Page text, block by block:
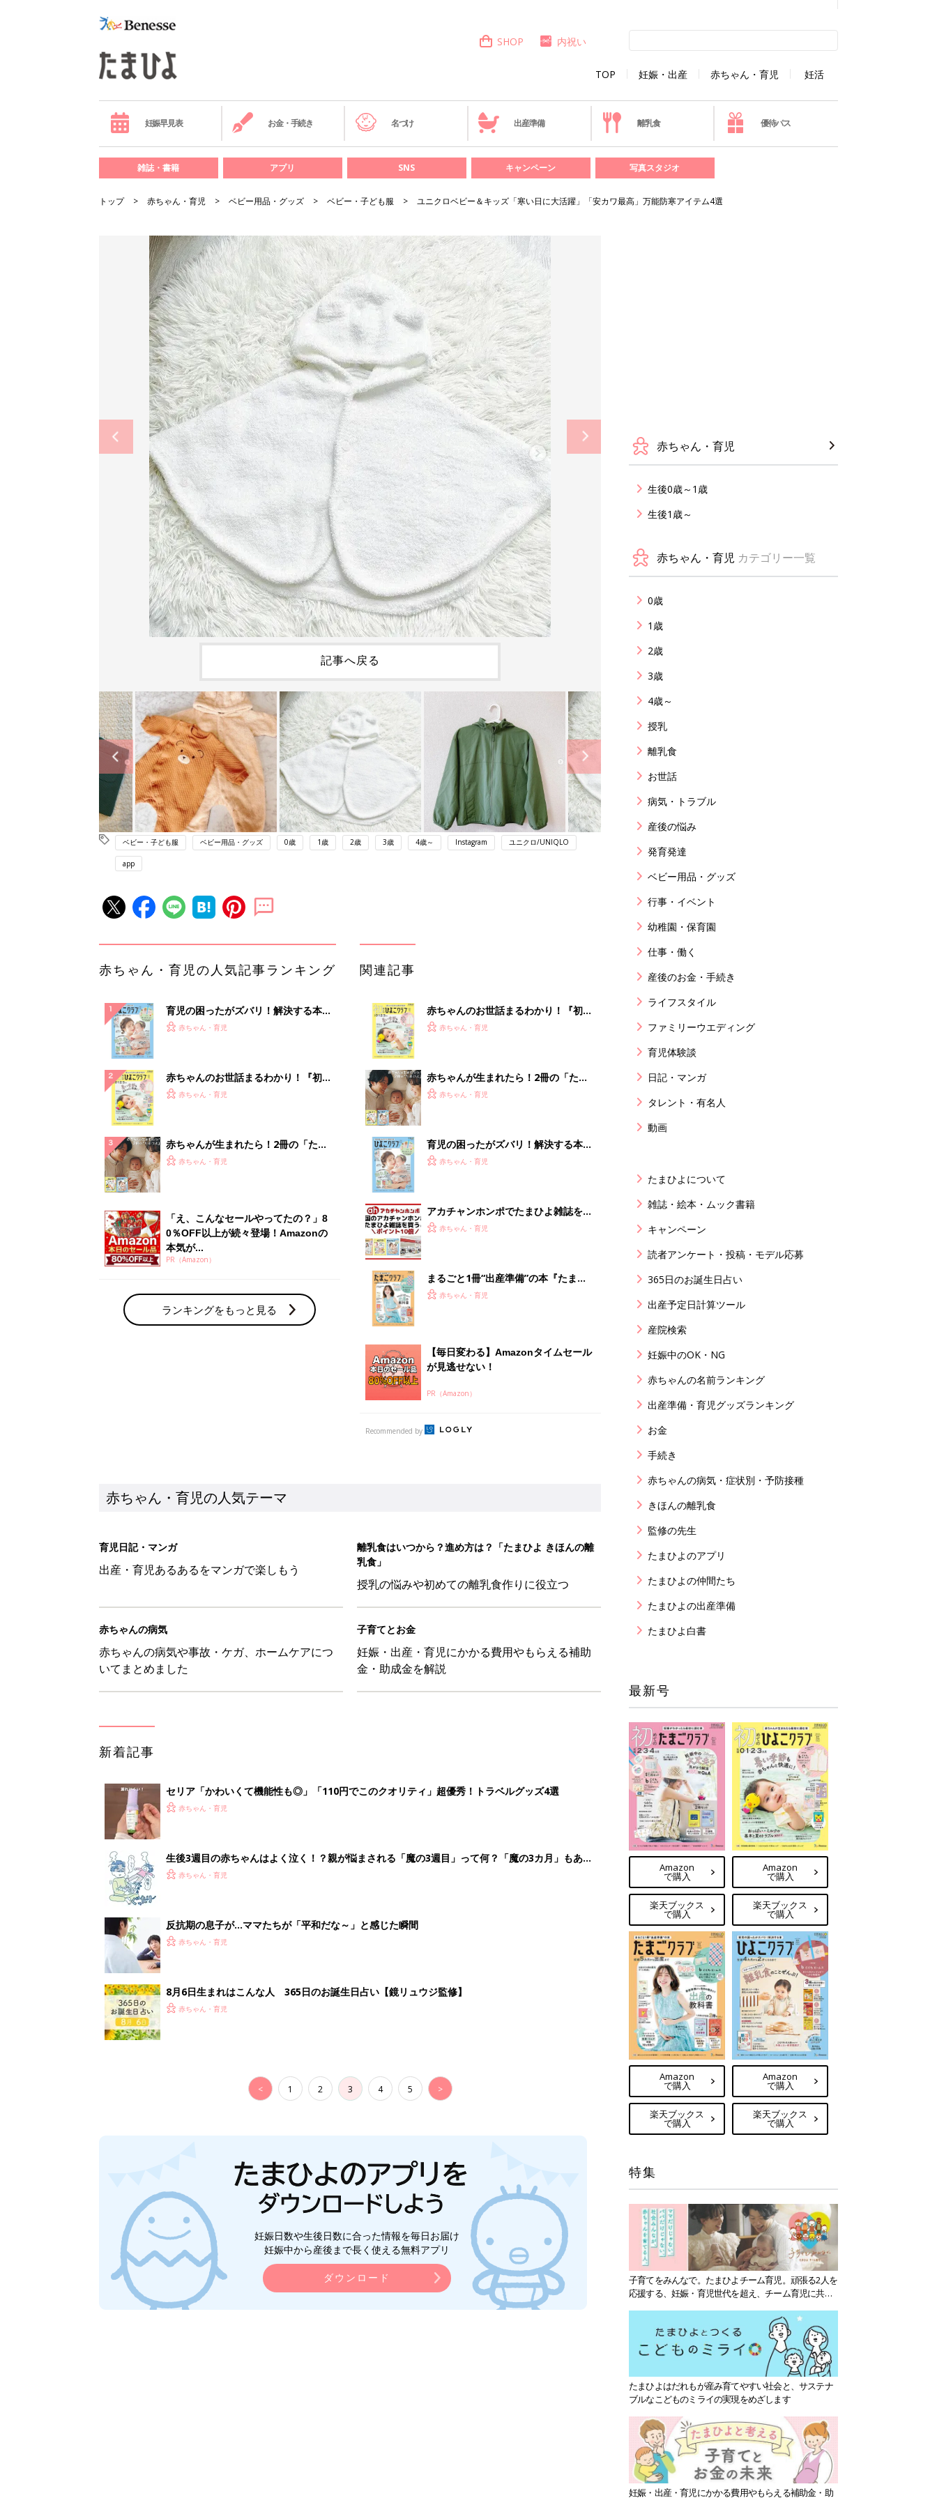
TOP 妊娠・出産 赤ちゃん・育児 妊活
SHOP 内祝い
妊娠早見表 お金・手続き 名づけ 出産準備 離乳食 優待パス
雑誌・書籍 アプリ SNS キャンペーン 写真スタジオ
トップ 赤ちゃん・育児 ベビー用品・グッズ ベビー・子ども服 ユニクロベビー＆キッズ「寒い日に大活躍」「安カワ最高」万能防寒アイテム4選
記事へ戻る
ベビー・子ども服 ベビー用品・グッズ 0歳 1歳 2歳 3歳 4歳～ Instagram ユニクロ/UNIQLO
app
赤ちゃん・育児の人気記事ランキング
育児の困ったがズバリ！解決する本
『ひよこクラブ 夏号』 4カ月～2才
赤ちゃん・育児
赤ちゃんのお世話まるわかり！『初め
てのひよこクラブ 夏号』〈巻頭大特
解決テク
赤ちゃん・育児
赤ちゃんが生まれたら！2冊の「たま
ひよ」
赤ちゃん・育児
「え、こんなセールやってたの？」8
0％OFF以上が続々登場！Amazonの
本気が...
PR（Amazon）
ランキングをもっと見る
関連記事
赤ちゃんのお世話まるわかり！『初め
てのひよこクラブ 夏号』〈巻頭大特
解決テク
赤ちゃん・育児
赤ちゃんが生まれたら！2冊の「たま
ひよ」
赤ちゃん・育児
育児の困ったがズバリ！解決する本
『ひよこクラブ 秋号』 4カ月～2才
赤ちゃん・育児
アカチャンホンポでたまひよ雑誌を買
うとポイント10倍【期間限定】
赤ちゃん・育児
まるごと1冊“出産準備”の本『たまご
クラブ 夏号』〈スペシャル大特集〉
赤ちゃん・育児
【毎日変わる】Amazonタイムセール
が見逃せない！
PR（Amazon）
Recommended by
赤ちゃん・育児の人気テーマ
育児日記・マンガ
出産・育児あるあるをマンガで楽しもう
離乳食はいつから？進め方は？「たまひよ きほんの離
乳食」
授乳の悩みや初めての離乳食作りに役立つ
赤ちゃんの病気
赤ちゃんの病気や事故・ケガ、ホームケアにつ
いてまとめました
子育てとお金
妊娠・出産・育児にかかる費用やもらえる補助
金・助成金を解説
新着記事
セリア「かわいくて機能性も◎」「110円でこのクオリティ」超優秀！トラベルグッズ4選
赤ちゃん・育児
生後3週目の赤ちゃんはよく泣く！？親が悩まされる「魔の3週目」って何？「魔の3カ月」もある
って本当？【専門家】
赤ちゃん・育児
反抗期の息子が...ママたちが「平和だな～」と感じた瞬間
赤ちゃん・育児
8月6日生まれはこんな人 365日のお誕生日占い【鏡リュウジ監修】
赤ちゃん・育児
< 1 2 3 4 5 >
妊娠日数や生後日数に合った情報を毎日お届け
妊娠中から産後まで長く使える無料アプリ
ダウンロード
赤ちゃん・育児
生後0歳～1歳
生後1歳～
赤ちゃん・育児 カテゴリー一覧
0歳
1歳
2歳
3歳
4歳～
授乳
離乳食
お世話
病気・トラブル
産後の悩み
発育発達
ベビー用品・グッズ
行事・イベント
幼稚園・保育園
仕事・働く
産後のお金・手続き
ライフスタイル
ファミリーウエディング
育児体験談
日記・マンガ
タレント・有名人
動画
たまひよについて
雑誌・絵本・ムック書籍
キャンペーン
読者アンケート・投稿・モデル応募
365日のお誕生日占い
出産予定日計算ツール
産院検索
妊娠中のOK・NG
赤ちゃんの名前ランキング
出産準備・育児グッズランキング
お金
手続き
赤ちゃんの病気・症状別・予防接種
きほんの離乳食
監修の先生
たまひよのアプリ
たまひよの仲間たち
たまひよの出産準備
たまひよ白書
最新号
Amazon
で購入
楽天ブックス
で購入
Amazon
で購入
楽天ブックス
で購入
Amazon
で購入
楽天ブックス
で購入
Amazon
で購入
楽天ブックス
で購入
特集
子育てをみんなで。たまひよチーム育児。頑張る2人を
応援する、妊娠・育児世代を超え、チーム育児に共感
たまひよはだれもが産み育てやすい社会と、サステナ
ブルなこどものミライの実現をめざします
妊娠・出産・育児にかかる費用やもらえる補助金・助